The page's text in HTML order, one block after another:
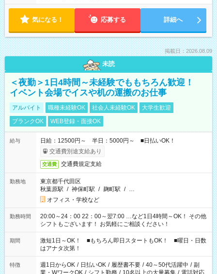
気になる！ 応募する 詳細へ
掲載日：2026.08.09
未読
＜夜勤＞1日4時間～未経験でももちろん歓迎！
イベント会場でイスや机の運搬のお仕事
アルバイト 職種未経験OK 社会人未経験OK
大学生歓迎
ブランクOK
WEB登録・面接OK
給与
日給：12500円～ 半日：5000円～ ■日払いOK！
交通費別途支給あり
交通費 交通費規定支給
勤務地
東京都千代田区
秋葉原駅 / 神保町駅 / 麹町駅 / …
オフィス・学校など
勤務時間
20:00～24：00 22：00～翌7:00 …など1日4時間～OK！ その他
シフトもございます！ お気軽にご相談ください！
期間
激短1日～OK！ ■もちろん即日スタートもOK！ ■曜日・日数
はアナタ次第！
特徴 週1日からOK / 日払いOK / 履歴書不要 / 40～50代活躍中 / 副
業・WワークOK / シフト勤務 / 10名以上の大量募集 / 電話対応